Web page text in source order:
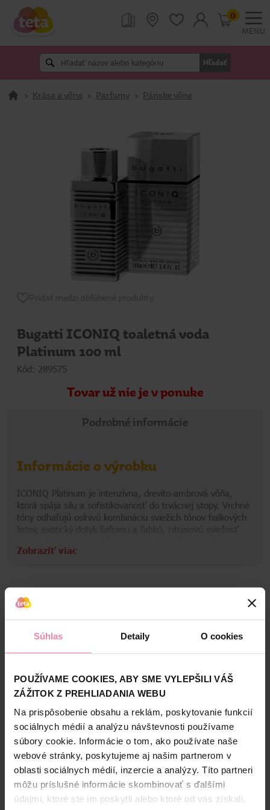
Súhlas Detaily O cookies
POUŽÍVAME COOKIES, ABY SME VYLEPŠILI VÁŠ
ZÁŽITOK Z PREHLIADANIA WEBU
Na prispôsobenie obsahu a reklám, poskytovanie funkcií
sociálnych médií a analýzu návštevnosti používame
súbory cookie. Informácie o tom, ako používate naše
webové stránky, poskytujeme aj našim partnerom v
oblasti sociálnych médií, inzercie a analýzy. Títo partneri
môžu príslušné informácie skombinovať s ďalšími
údajmi, ktoré ste im poskytli alebo ktoré od vás získali,
MENU
Hľadať
0
> Krása a vône > Parfumy > Pánske vône
Bugatti ICONIQ toaletná voda
Platinum 100 ml
Kód: 289575
Tovar už nie je v ponuke
Podrobné informácie
Informácie o výrobku
ICONIQ Platinum je intenzívna, drevito-ambrová vôňa,
ktorá spája silu a sofistikovanosť do trvácnej stopy. Vrchné
tóny odhaľujú oslnivú kombináciu sviežich tónov fialkových
listov, exotický dotyk šafranu a ľahkú, citrusovú sviežosť
osviežujúci pikantný zázvor. V srdci vône je vyvážená zmes
dreva a záhadnou hĺbkou drevito-zemitých tónov pačuli,
vnášajúcich do vône sofistikovanosť a intenzitu. Základ
arómy doplnenej dymovými akcentmi guajaku. Kožená
hĺbka cistusu a hrejivá elegancia santalu umocňujú finálnu
zázvor; Srdce: céder, levanduľa, kašmírové drevo, pačuli;
Základ: ambra, mach, guajak, cistus, santal; Rodina vôní:
drevitá, ambrová, aromatická
PVN
Zobraziť viac
Zloženie
High-contrast mode
Alternatívne produkty
NAŠA ZNAČKA